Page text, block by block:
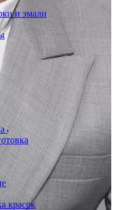
и эмали
красок